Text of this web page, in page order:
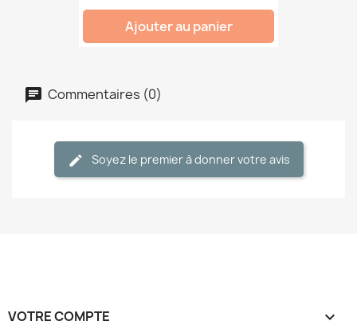
Ajouter au panier
Commentaires (0)
Soyez le premier à donner votre avis
VOTRE COMPTE 